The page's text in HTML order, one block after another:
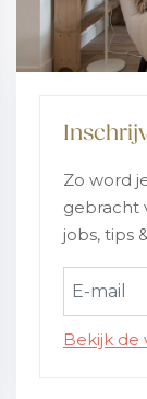
Zo word
gebracht
jobs, tips
Bekijk de